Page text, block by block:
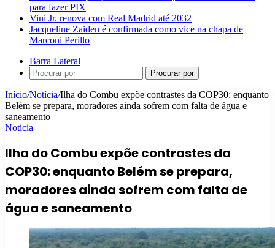
para fazer PIX
Vini Jr. renova com Real Madrid até 2032
Jacqueline Zaiden é confirmada como vice na chapa de
Marconi Perillo
Barra Lateral
Procurar por
Início/Notícia/Ilha do Combu expõe contrastes da COP30: enquanto
Belém se prepara, moradores ainda sofrem com falta de água e
saneamento
Notícia
Ilha do Combu expõe contrastes da
COP30: enquanto Belém se prepara,
moradores ainda sofrem com falta de
água e saneamento